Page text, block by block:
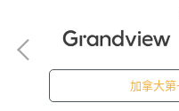
加拿大